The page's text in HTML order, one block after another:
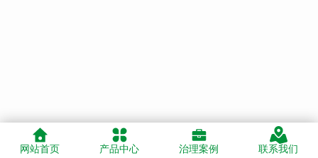
网站首页 产品中心 治理案例 联系我们